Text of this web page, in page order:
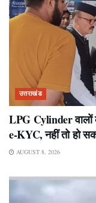
उत्तराखंड
LPG Cylinder
e-KYC, नहीं तो हो
AUGUST 8, 2026